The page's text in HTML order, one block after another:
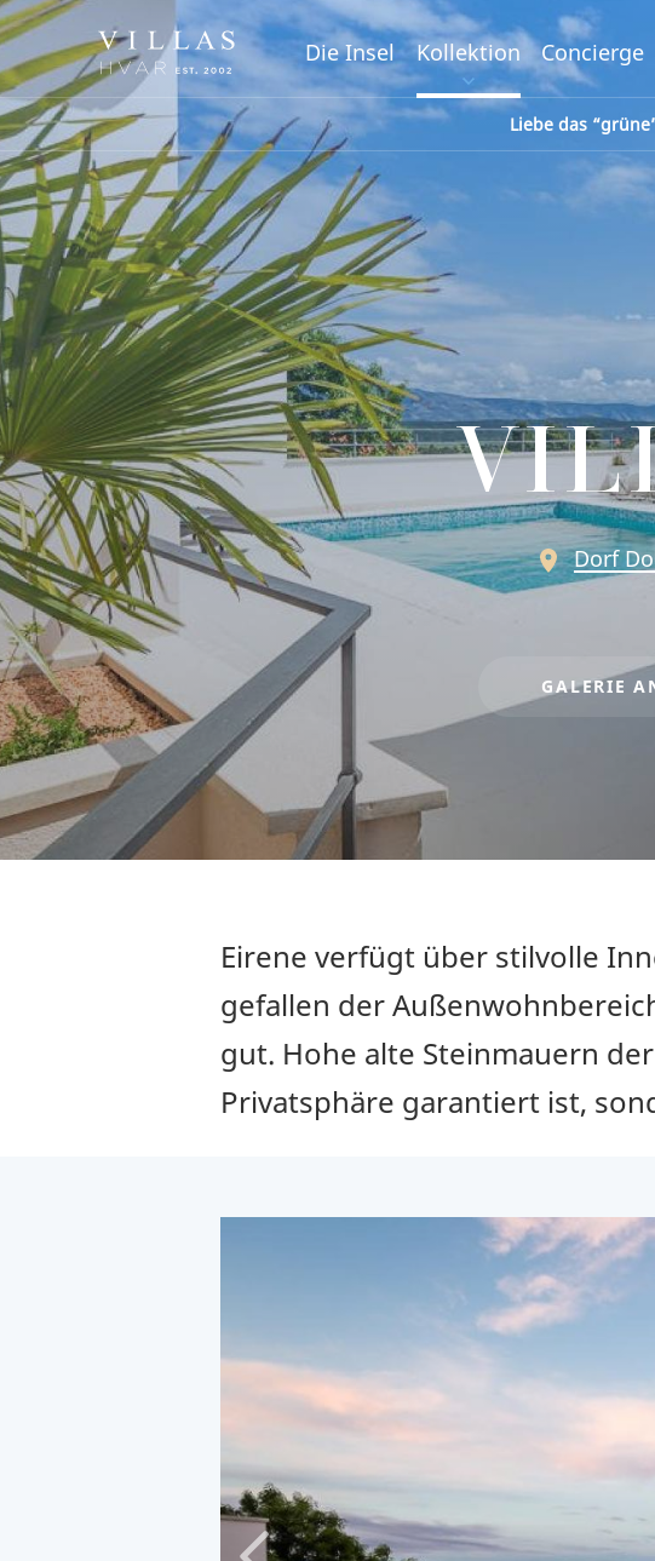
Die Insel Kollektion Concierge
Liebe das
Dorf
GALERIE
Eirene verfügt über stilvolle
gefallen der
gut. Hohe alte Steinmauern
Privatsphäre garantiert ist,